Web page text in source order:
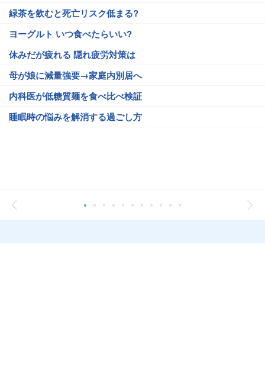
緑茶を飲むと死亡リスク低まる?
ヨーグルト いつ食べたらいい?
休みだが疲れる 隠れ疲労対策は
母が娘に減量強要→家庭内別居へ
内科医が低糖質麺を食べ比べ検証
睡眠時の悩みを解消する過ごし方